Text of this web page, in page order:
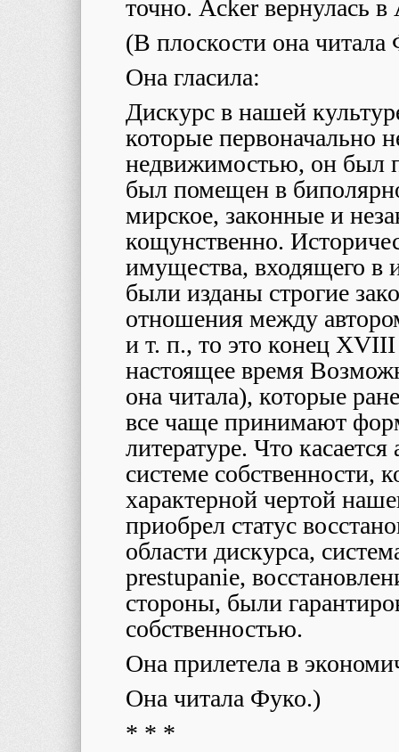
точно. Acker вернулась
(В плоскости она читала
Она гласила:
Дискурс в нашей
которые первоначально
недвижимостью, он был
был помещен в
мирское, законные и
кощунственно.
имущества, входящего в
были изданы строгие
отношения между
и т. п., то это конец XVIII
настоящее время
она читала), которые
все чаще принимают
литературе. Что
системе собственности,
характерной чертой
приобрел статус
области дискурса,
prestupanie,
стороны, были
собственностью.
Она прилетела в
Она читала Фуко.)
* * *